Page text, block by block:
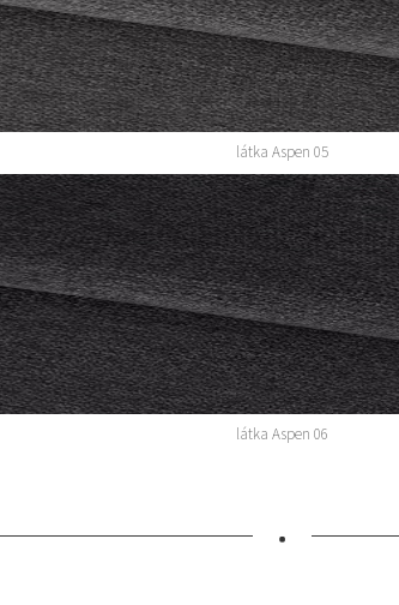
látka Aspen 05
látka Aspen 06
•